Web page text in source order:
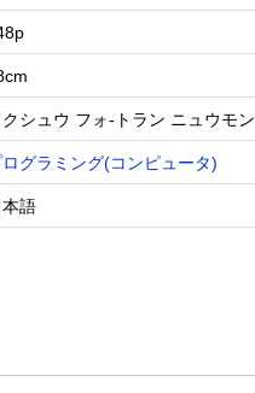
クシュウ フォ-トラン ニュウモン
ログラミング(コンピュータ)
本語